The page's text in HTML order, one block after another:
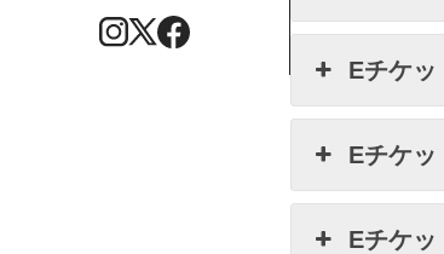
Eチケッ
Eチケッ
Eチケッ